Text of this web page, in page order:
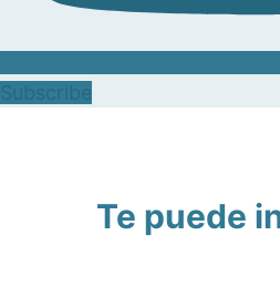
Te puede